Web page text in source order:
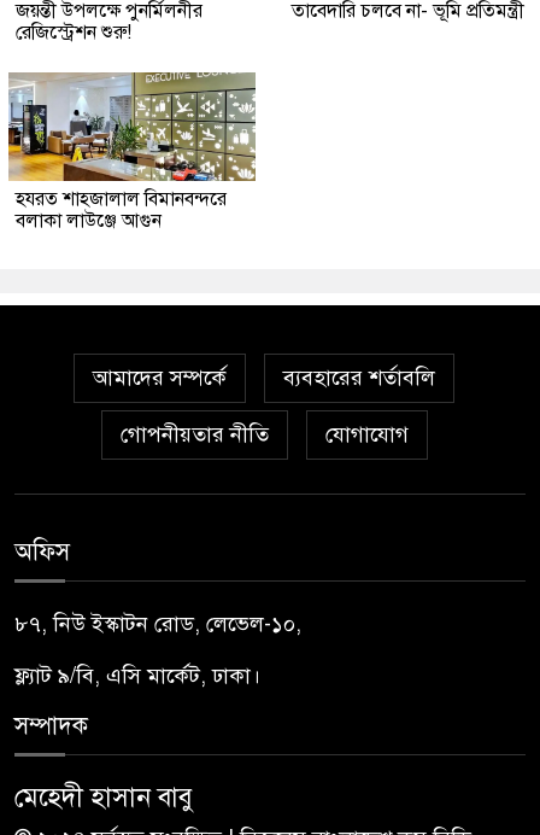
জয়ন্তী উপলক্ষে পুনর্মিলনীর
রেজিস্ট্রেশন শুরু!
তাবেদারি চলবে না- ভূমি প্রতিমন্ত্রী
হযরত শাহজালাল বিমানবন্দরে
বলাকা লাউঞ্জে আগুন
আমাদের সম্পর্কে ব্যবহারের শর্তাবলি
গোপনীয়তার নীতি যোগাযোগ
অফিস
৮৭, নিউ ইস্কাটন রোড, লেভেল-১০,
ফ্ল্যাট ৯/বি, এসি মার্কেট, ঢাকা।
সম্পাদক
মেহেদী হাসান বাবু